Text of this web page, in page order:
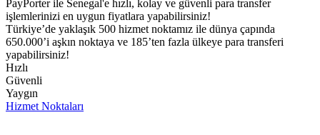
PayPorter ile Senegal'e hızlı, kolay ve güvenli para transfer
işlemlerinizi en uygun fiyatlara yapabilirsiniz!​
Türkiye’de yaklaşık 500 hizmet noktamız ile dünya çapında
650.000’i aşkın noktaya ve 185’ten fazla ülkeye para transferi
yapabilirsiniz!
Hızlı
Güvenli
Yaygın
Hizmet Noktaları